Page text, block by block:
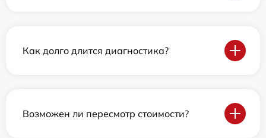
Как долго длится диагностика?
Возможен ли пересмотр стоимости?